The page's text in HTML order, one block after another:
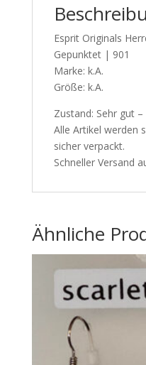
Esprit Originals
Gepunktet | 901
Marke: k.A.
Größe: k.A.
Zustand: Sehr gut
Alle Artikel werden
sicher verpackt.
Schneller Versand
Ähnliche